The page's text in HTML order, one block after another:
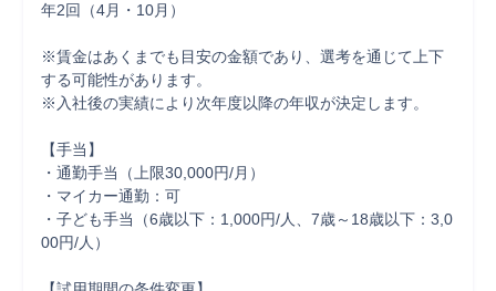
年2回（4月・10月）
※賃金はあくまでも目安の金額であり、選考を通じて上下
する可能性があります。
※入社後の実績により次年度以降の年収が決定します。
【手当】
・通勤手当（上限30,000円/月）
・マイカー通勤：可
・子ども手当（6歳以下：1,000円/人、7歳～18歳以下：3,0
00円/人）